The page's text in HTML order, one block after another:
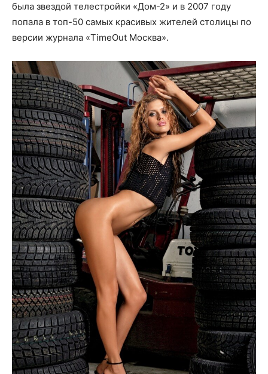
была звездой телестройки «Дом-2» и в 2007 году
попала в топ-50 самых красивых жителей столицы по
версии журнала «TimeOut Москва».